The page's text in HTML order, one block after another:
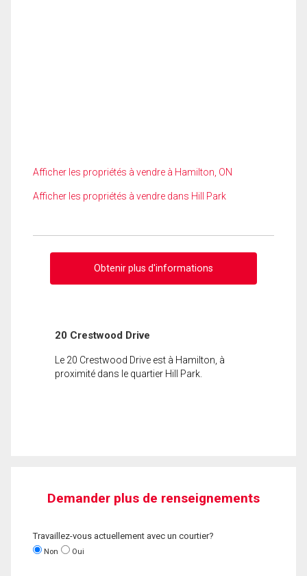
Afficher les propriétés à vendre à Hamilton, ON
Afficher les propriétés à vendre dans Hill Park
Obtenir plus d'informations
20 Crestwood Drive
Le 20 Crestwood Drive est à Hamilton, à
proximité dans le quartier Hill Park.
Demander plus de renseignements
Travaillez-vous actuellement avec un courtier?
Non Oui